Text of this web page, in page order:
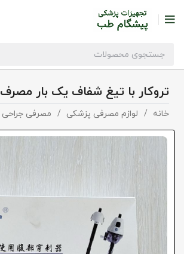
تروکار با تیغ شفاف یک بار مصرف
خانه لوازم مصرفی پزشکی مصرفی جراحی